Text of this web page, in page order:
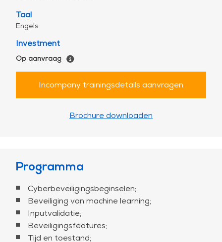
Taal
Engels
Investment
Op aanvraag
Incompany trainingsdetails aanvragen
Brochure downloaden
Programma
Cyberbeveiligingsbeginselen;
Beveiliging van machine learning;
Inputvalidatie;
Beveiligingsfeatures;
Tijd en toestand;